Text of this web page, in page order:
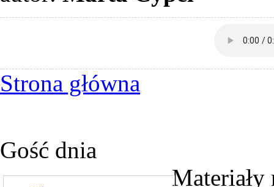
Strona główna
Gość dnia
Materiały